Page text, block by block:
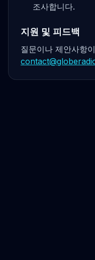
조사합니다.
지원 및 피드백
질문이나 제안사항